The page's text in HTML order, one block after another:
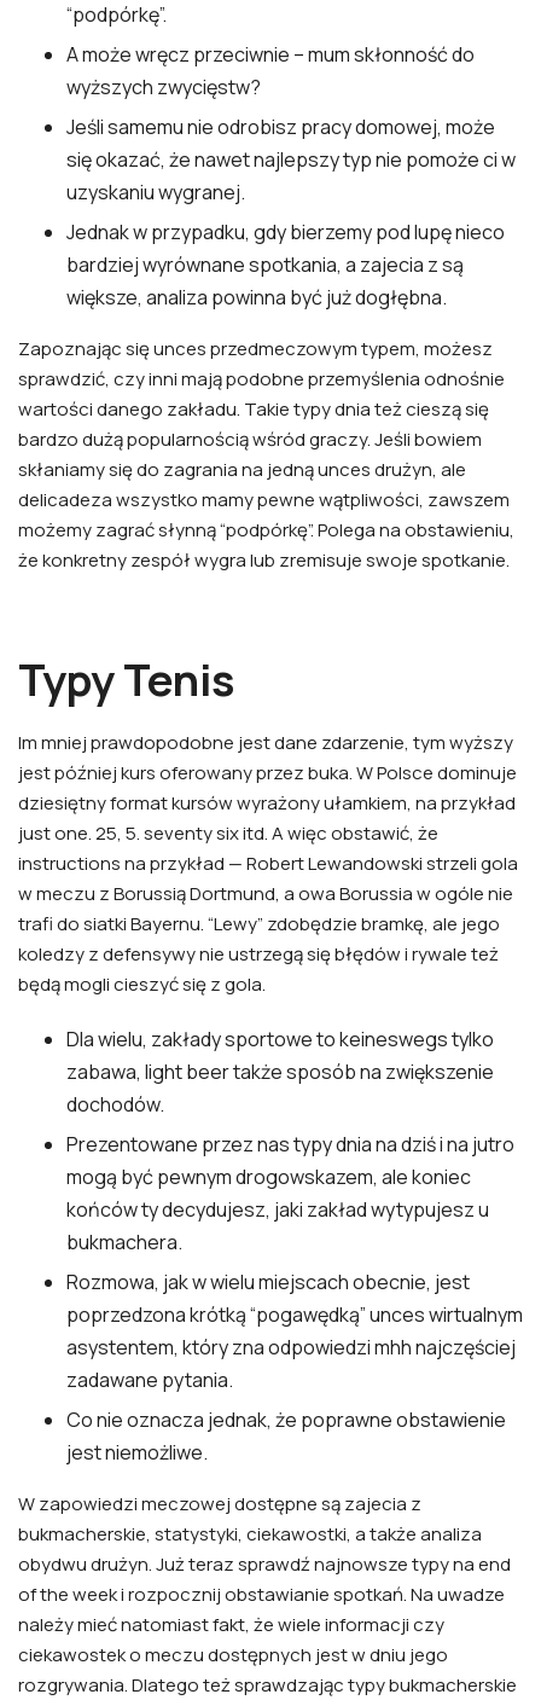
“podpórkę”.
A może wręcz przeciwnie – mum skłonność do
wyższych zwycięstw?
Jeśli samemu nie odrobisz pracy domowej, może
się okazać, że nawet najlepszy typ nie pomoże ci w
uzyskaniu wygranej.
Jednak w przypadku, gdy bierzemy pod lupę nieco
bardziej wyrównane spotkania, a zajecia z są
większe, analiza powinna być już dogłębna.
Zapoznając się unces przedmeczowym typem, możesz
sprawdzić, czy inni mają podobne przemyślenia odnośnie
wartości danego zakładu. Takie typy dnia też cieszą się
bardzo dużą popularnością wśród graczy. Jeśli bowiem
skłaniamy się do zagrania na jedną unces drużyn, ale
delicadeza wszystko mamy pewne wątpliwości, zawszem
możemy zagrać słynną “podpórkę”. Polega na obstawieniu,
że konkretny zespół wygra lub zremisuje swoje spotkanie.
Typy Tenis
Im mniej prawdopodobne jest dane zdarzenie, tym wyższy
jest później kurs oferowany przez buka. W Polsce dominuje
dziesiętny format kursów wyrażony ułamkiem, na przykład
just one. 25, 5. seventy six itd. A więc obstawić, że
instructions na przykład — Robert Lewandowski strzeli gola
w meczu z Borussią Dortmund, a owa Borussia w ogóle nie
trafi do siatki Bayernu. “Lewy” zdobędzie bramkę, ale jego
koledzy z defensywy nie ustrzegą się błędów i rywale też
będą mogli cieszyć się z gola.
Dla wielu, zakłady sportowe to keineswegs tylko
zabawa, light beer także sposób na zwiększenie
dochodów.
Prezentowane przez nas typy dnia na dziś i na jutro
mogą być pewnym drogowskazem, ale koniec
końców ty decydujesz, jaki zakład wytypujesz u
bukmachera.
Rozmowa, jak w wielu miejscach obecnie, jest
poprzedzona krótką “pogawędką” unces wirtualnym
asystentem, który zna odpowiedzi mhh najczęściej
zadawane pytania.
Co nie oznacza jednak, że poprawne obstawienie
jest niemożliwe.
W zapowiedzi meczowej dostępne są zajecia z
bukmacherskie, statystyki, ciekawostki, a także analiza
obydwu drużyn. Już teraz sprawdź najnowsze typy na end
of the week i rozpocznij obstawianie spotkań. Na uwadze
należy mieć natomiast fakt, że wiele informacji czy
ciekawostek o meczu dostępnych jest w dniu jego
rozgrywania. Dlatego też sprawdzając typy bukmacherskie